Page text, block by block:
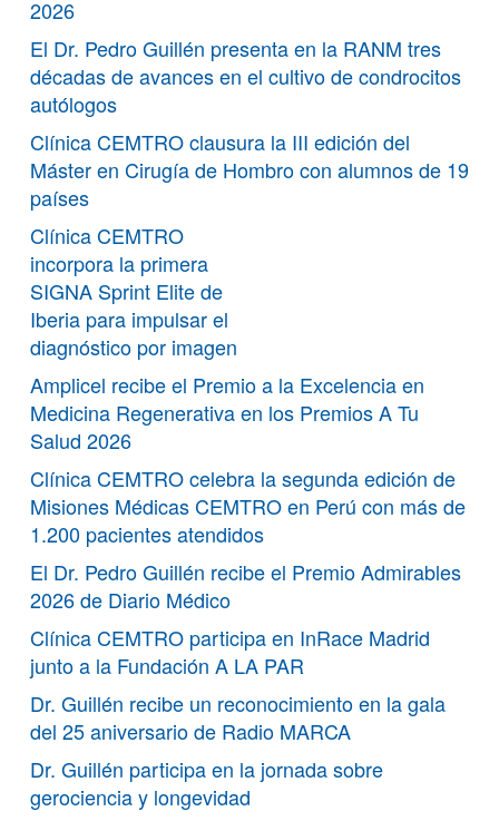
2026
El Dr. Pedro Guillén presenta en la RANM tres
décadas de avances en el cultivo de condrocitos
autólogos
Clínica CEMTRO clausura la III edición del
Máster en Cirugía de Hombro con alumnos de 19
países
Clínica CEMTRO
incorpora la primera
SIGNA Sprint Elite de
Iberia para impulsar el
diagnóstico por imagen
Amplicel recibe el Premio a la Excelencia en
Medicina Regenerativa en los Premios A Tu
Salud 2026
Clínica CEMTRO celebra la segunda edición de
Misiones Médicas CEMTRO en Perú con más de
1.200 pacientes atendidos
El Dr. Pedro Guillén recibe el Premio Admirables
2026 de Diario Médico
Clínica CEMTRO participa en InRace Madrid
junto a la Fundación A LA PAR
Dr. Guillén recibe un reconocimiento en la gala
del 25 aniversario de Radio MARCA
Dr. Guillén participa en la jornada sobre
gerociencia y longevidad